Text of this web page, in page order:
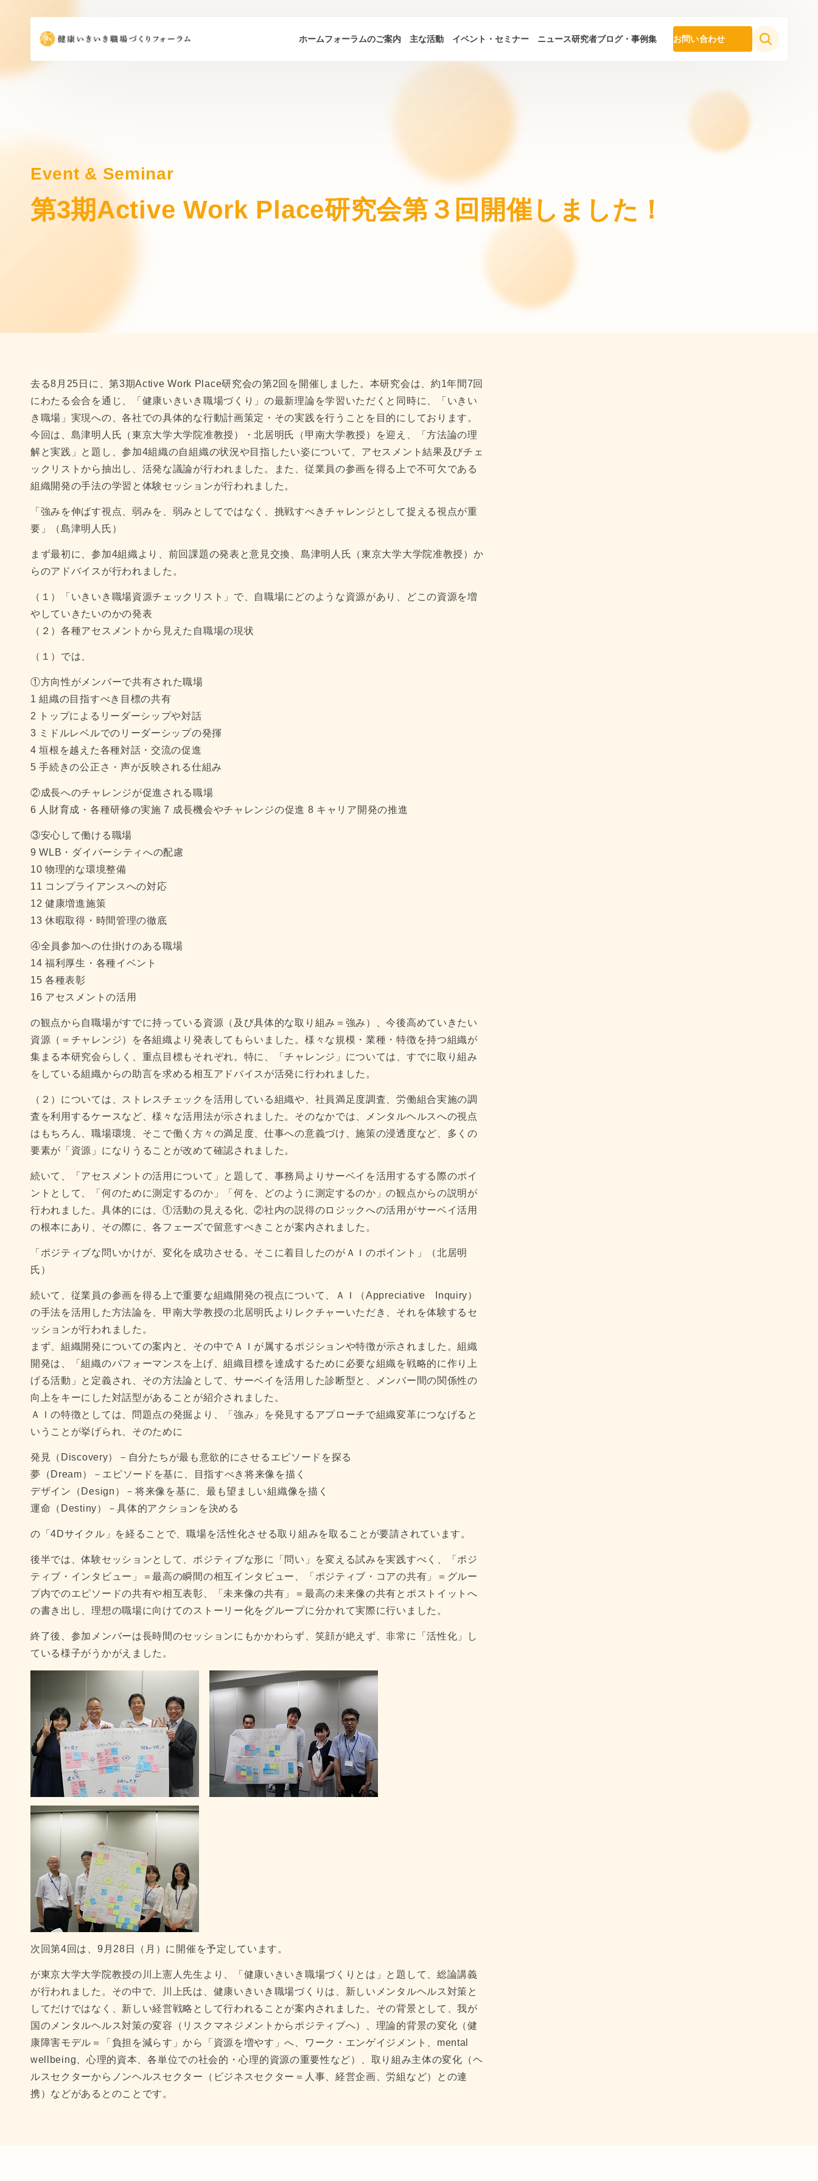
ホームフォーラムのご案内 主な活動 イベント・セミナー ニュース研究者ブログ・事例集 お問い合わせ
Event & Seminar
第3期Active Work Place研究会第３回開催しました！
去る8月25日に、第3期Active Work Place研究会の第2回を開催しました。本研究会は、約1年間7回
にわたる会合を通じ、「健康いきいき職場づくり」の最新理論を学習いただくと同時に、「いきい
き職場」実現への、各社での具体的な行動計画策定・その実践を行うことを目的にしております。
今回は、島津明人氏（東京大学大学院准教授）・北居明氏（甲南大学教授）を迎え、「方法論の理
解と実践」と題し、参加4組織の自組織の状況や目指したい姿について、アセスメント結果及びチェ
ックリストから抽出し、活発な議論が行われました。また、従業員の参画を得る上で不可欠である
組織開発の手法の学習と体験セッションが行われました。
「強みを伸ばす視点、弱みを、弱みとしてではなく、挑戦すべきチャレンジとして捉える視点が重
要」（島津明人氏）
まず最初に、参加4組織より、前回課題の発表と意見交換、島津明人氏（東京大学大学院准教授）か
らのアドバイスが行われました。
（１）「いきいき職場資源チェックリスト」で、自職場にどのような資源があり、どこの資源を増
やしていきたいのかの発表
（２）各種アセスメントから見えた自職場の現状
（１）では、
①方向性がメンバーで共有された職場
1 組織の目指すべき目標の共有
2 トップによるリーダーシップや対話
3 ミドルレベルでのリーダーシップの発揮
4 垣根を越えた各種対話・交流の促進
5 手続きの公正さ・声が反映される仕組み
②成長へのチャレンジが促進される職場
6 人財育成・各種研修の実施 7 成長機会やチャレンジの促進 8 キャリア開発の推進
③安心して働ける職場
9 WLB・ダイバーシティへの配慮
10 物理的な環境整備
11 コンプライアンスへの対応
12 健康増進施策
13 休暇取得・時間管理の徹底
④全員参加への仕掛けのある職場
14 福利厚生・各種イベント
15 各種表彰
16 アセスメントの活用
の観点から自職場がすでに持っている資源（及び具体的な取り組み＝強み）、今後高めていきたい
資源（＝チャレンジ）を各組織より発表してもらいました。様々な規模・業種・特徴を持つ組織が
集まる本研究会らしく、重点目標もそれぞれ。特に、「チャレンジ」については、すでに取り組み
をしている組織からの助言を求める相互アドバイスが活発に行われました。
（２）については、ストレスチェックを活用している組織や、社員満足度調査、労働組合実施の調
査を利用するケースなど、様々な活用法が示されました。そのなかでは、メンタルヘルスへの視点
はもちろん、職場環境、そこで働く方々の満足度、仕事への意義づけ、施策の浸透度など、多くの
要素が「資源」になりうることが改めて確認されました。
続いて、「アセスメントの活用について」と題して、事務局よりサーベイを活用するする際のポイ
ントとして、「何のために測定するのか」「何を、どのように測定するのか」の観点からの説明が
行われました。具体的には、①活動の見える化、②社内の説得のロジックへの活用がサーベイ活用
の根本にあり、その際に、各フェーズで留意すべきことが案内されました。
「ポジティブな問いかけが、変化を成功させる。そこに着目したのがＡＩのポイント」（北居明
氏）
続いて、従業員の参画を得る上で重要な組織開発の視点について、ＡＩ（Appreciative Inquiry）
の手法を活用した方法論を、甲南大学教授の北居明氏よりレクチャーいただき、それを体験するセ
ッションが行われました。
まず、組織開発についての案内と、その中でＡＩが属するポジションや特徴が示されました。組織
開発は、「組織のパフォーマンスを上げ、組織目標を達成するために必要な組織を戦略的に作り上
げる活動」と定義され、その方法論として、サーベイを活用した診断型と、メンバー間の関係性の
向上をキーにした対話型があることが紹介されました。
ＡＩの特徴としては、問題点の発掘より、「強み」を発見するアプローチで組織変革につなげると
いうことが挙げられ、そのために
発見（Discovery）－自分たちが最も意欲的にさせるエピソードを探る
夢（Dream）－エピソードを基に、目指すべき将来像を描く
デザイン（Design）－将来像を基に、最も望ましい組織像を描く
運命（Destiny）－具体的アクションを決める
の「4Dサイクル」を経ることで、職場を活性化させる取り組みを取ることが要請されています。
後半では、体験セッションとして、ポジティブな形に「問い」を変える試みを実践すべく、「ポジ
ティブ・インタビュー」＝最高の瞬間の相互インタビュー、「ポジティブ・コアの共有」＝グルー
プ内でのエピソードの共有や相互表彰、「未来像の共有」＝最高の未来像の共有とポストイットへ
の書き出し、理想の職場に向けてのストーリー化をグループに分かれて実際に行いました。
終了後、参加メンバーは長時間のセッションにもかかわらず、笑顔が絶えず、非常に「活性化」し
ている様子がうかがえました。
次回第4回は、9月28日（月）に開催を予定しています。
が東京大学大学院教授の川上憲人先生より、「健康いきいき職場づくりとは」と題して、総論講義
が行われました。その中で、川上氏は、健康いきいき職場づくりは、新しいメンタルヘルス対策と
してだけではなく、新しい経営戦略として行われることが案内されました。その背景として、我が
国のメンタルヘルス対策の変容（リスクマネジメントからポジティブへ）、理論的背景の変化（健
康障害モデル＝「負担を減らす」から「資源を増やす」へ、ワーク・エンゲイジメント、mental
wellbeing、心理的資本、各単位での社会的・心理的資源の重要性など）、取り組み主体の変化（ヘ
ルスセクターからノンヘルスセクター（ビジネスセクター＝人事、経営企画、労組など）との連
携）などがあるとのことです。